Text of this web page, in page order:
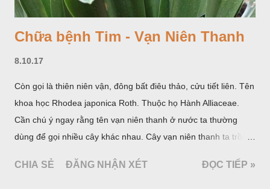
Chữa bệnh Tim - Vạn Niên Thanh
8.10.17
Còn gọi là thiên niên vận, đông bất điêu thảo, cửu tiết liên. Tên
khoa học Rhodea japonica Roth. Thuộc họ Hành Alliaceae.
Cần chú ý ngay rằng tên vạn niên thanh ở nước ta thường
dùng để gọi nhiều cây khác nhau. Cây vạn niên thanh ta trồng
Araceae. Còn cây vạn niên thanh giới thiệu ở đây thuộc họ
CHIA SẺ ĐĂNG NHẬN XÉT ĐỌC TIẾP »